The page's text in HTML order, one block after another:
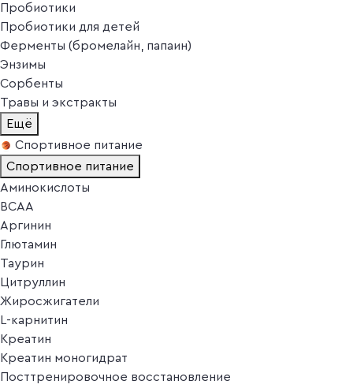
Пробиотики
Пробиотики для детей
Ферменты (бромелайн, папаин)
Энзимы
Сорбенты
Травы и экстракты
Ещё
Спортивное питание
Спортивное питание
Аминокислоты
BCAA
Аргинин
Глютамин
Таурин
Цитруллин
Жиросжигатели
L-карнитин
Креатин
Креатин моногидрат
Посттренировочное восстановление